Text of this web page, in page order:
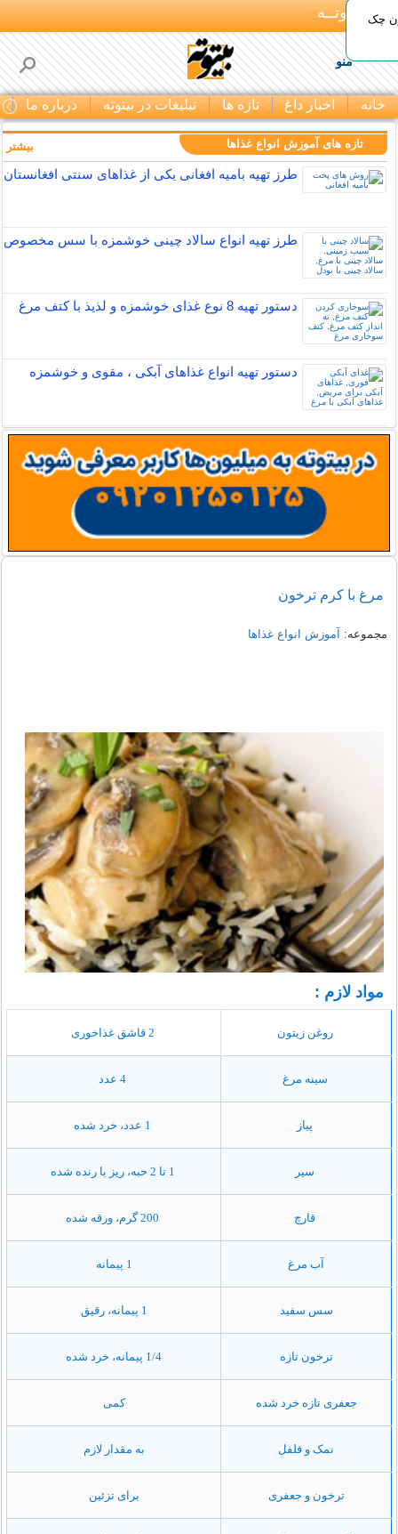
بـیتوتــه
منو
خانه اخبار داغ تازه ها تبلیغات در بیتوته درباره ما
چک
تازه های آموزش انواع غذاها
طرز تهیه بامیه افغانی یکی از غذاهای سنتی افغانستان
طرز تهیه انواع سالاد چینی خوشمزه با سس مخصوص
دستور تهیه 8 نوع غذای خوشمزه و لذیذ با کتف مرغ
دستور تهیه انواع غذاهای آبکی ، مقوی و خوشمزه
بیشتر
مرغ با کرم ترخون
مجموعه: آموزش انواع غذاها
مواد لازم :
روغن زیتون
سینه مرغ
پیاز
سیر
قارچ
آب مرغ 1 پیمانه
سس سفید 1 پیمانه، رقیق
ترخون تازه 1/4 پیمانه، خرد شده
جعفری تازه خرد شده کمی
نمک و فلفل به مقدار لازم
ترخون و جعفری برای تزئین